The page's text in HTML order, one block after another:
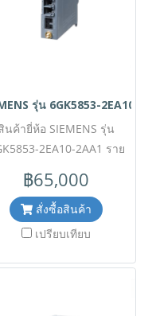
องเครือข่ายในกระบวนการ
จากการคุกคามทางไซเบอร์
พอร์ตแบบ Combo (เลือก
ช้ RJ45 หรือโมดูล SFP)
นวน 2 ช่องเพื่อเพิ่มความ
ฟเบอร์ออฟติก พร้อมรองรับ
งก์ชันเครือข่ายขั้นสูงอย่าง
NAPT และการรีโมตระยะ
ฟอร์ม SINEMA RC ✅ ขอ
รุ่น 6GK5853-2EA10-
นค้ายี่ห้อ SIEMENS รุ่น
2EA10-2AA1 ราย
ตสาหกรรมอัจฉริยะรองรับ
รือข่าย 5G (Industrial 5G
จาก Siemens ตระกูล
2EA10-2AA1 โดด
฿65,000
สั่งซื้อสินค้า
เปรียบเทียบ